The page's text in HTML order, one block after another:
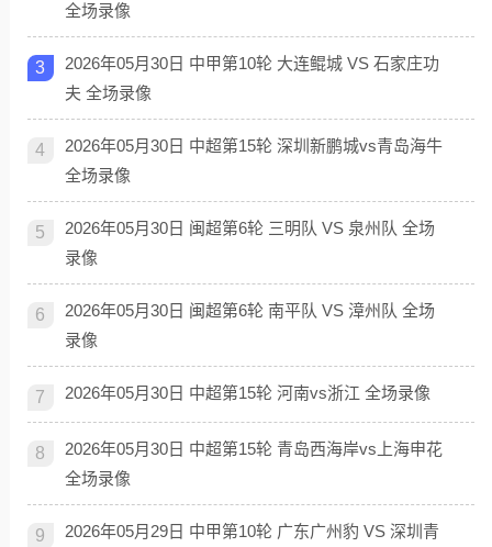
全场录像
3
2026年05月30日 中甲第10轮 大连鲲城 VS 石家庄功
夫 全场录像
4
2026年05月30日 中超第15轮 深圳新鹏城vs青岛海牛
全场录像
5
2026年05月30日 闽超第6轮 三明队 VS 泉州队 全场
录像
6
2026年05月30日 闽超第6轮 南平队 VS 漳州队 全场
录像
7 2026年05月30日 中超第15轮 河南vs浙江 全场录像
8
2026年05月30日 中超第15轮 青岛西海岸vs上海申花
全场录像
9
2026年05月29日 中甲第10轮 广东广州豹 VS 深圳青